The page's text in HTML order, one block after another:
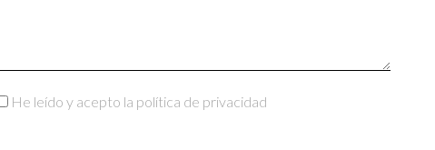
He leído y acepto la política de privacidad